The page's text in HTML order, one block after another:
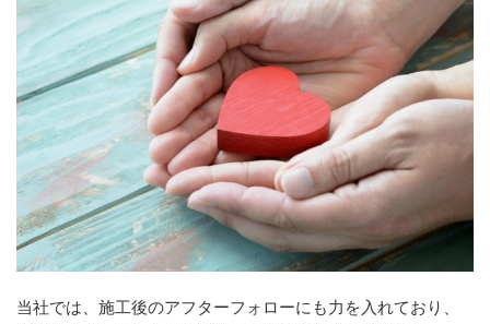
当社では、施工後のアフターフォローにも力を入れており、